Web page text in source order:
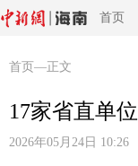
首页
首页 —正文
17家省直单
2026年05月24日 10:26